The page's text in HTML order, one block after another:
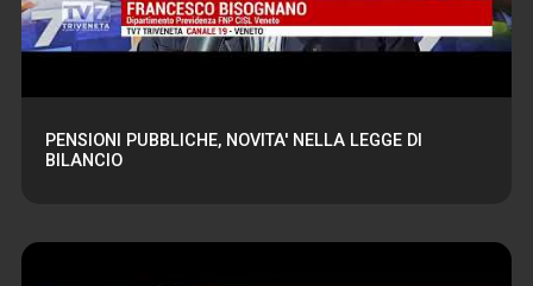
PENSIONI PUBBLICHE, NOVITA' NELLA LEGGE DI
BILANCIO